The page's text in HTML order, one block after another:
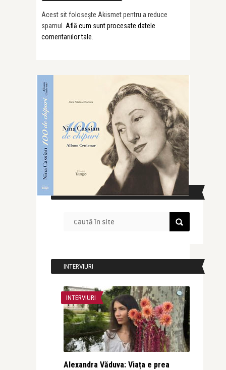
Acest sit folosește Akismet pentru a reduce
spamul. Află cum sunt procesate datele
comentariilor tale
CAUTĂ ÎN SITE
INTERVIURI
INTERVIURI
Alexandra Văduva: Viața e prea